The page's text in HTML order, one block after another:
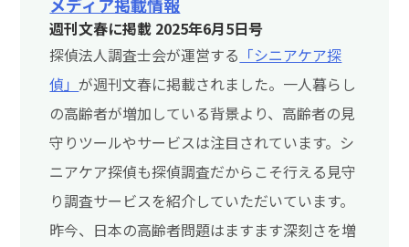
メディア掲載情報
週刊文春に掲載 2025年6月5日号
探偵法人調査士会が運営する 「シニアケア探
偵」が週刊文春に掲載されました。一人暮らし
の高齢者が増加している背景より、高齢者の見
守りツールやサービスは注目されています。シ
ニアケア探偵も探偵調査だからこそ行える見守
り調査サービスを紹介していただいています。
昨今、日本の高齢者問題はますます深刻さを増